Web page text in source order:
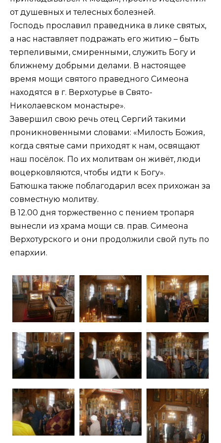
от душевных и телесных болезней.
Господь прославил праведника в лике святых,
а нас наставляет подражать его житию – быть
терпеливыми, смиренными, служить Богу и
ближнему добрыми делами. В настоящее
время мощи святого праведного Симеона
находятся в г. Верхотурье в Свято-
Николаевском монастыре».
Завершил свою речь отец Сергий такими
проникновенными словами: «Милость Божия,
когда святые сами приходят к нам, освящают
наш посёлок. По их молитвам он живёт, люди
воцерковляются, чтобы идти к Богу».
Батюшка также поблагодарил всех прихожан за
совместную молитву.
В 12.00 дня торжественно с пением тропаря
вынесли из храма мощи св. прав. Симеона
Верхотурского и они продолжили свой путь по
епархии.